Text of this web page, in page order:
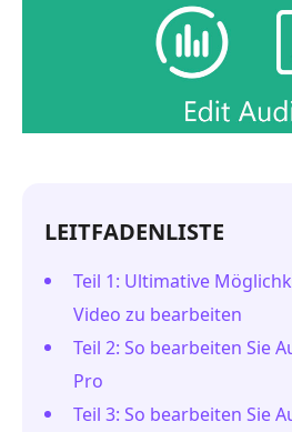
LEITFADENLISTE
Teil 1: Ultimative
Video zu bearbeiten
Teil 2: So bearbeiten Sie
Pro
Teil 3: So bearbeiten Sie